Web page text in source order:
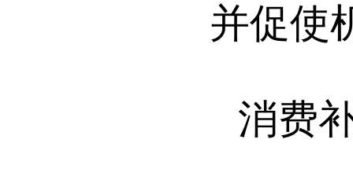
并促使
消费